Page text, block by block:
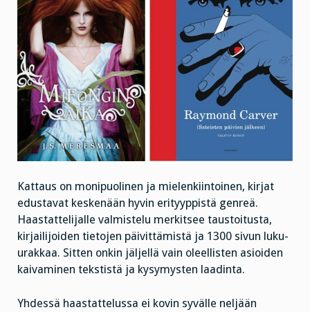
Kattaus on monipuolinen ja mielenkiintoinen, kirjat
edustavat keskenään hyvin erityyppistä genreä.
Haastattelijalle valmistelu merkitsee taustoitusta,
kirjailijoiden tietojen päivittämistä ja 1300 sivun luku-
urakkaa. Sitten onkin jäljellä vain oleellisten asioiden
kaivaminen tekstistä ja kysymysten laadinta.
Yhdessä haastattelussa ei kovin syvälle neljään